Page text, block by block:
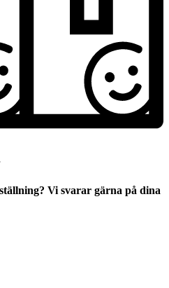
Vi svarar gärna på dina